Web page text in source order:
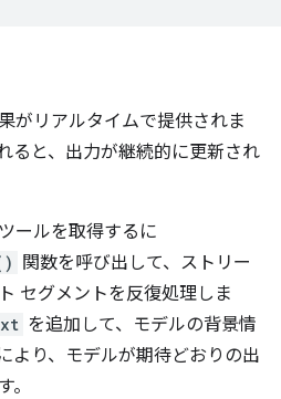
がリアルタイムで提供されま
ると、出力が継続的に更新され
ールを取得するに
関数を呼び出して、ストリー
セグメントを反復処理しま
を追加して、モデルの背景情
より、モデルが期待どおりの出